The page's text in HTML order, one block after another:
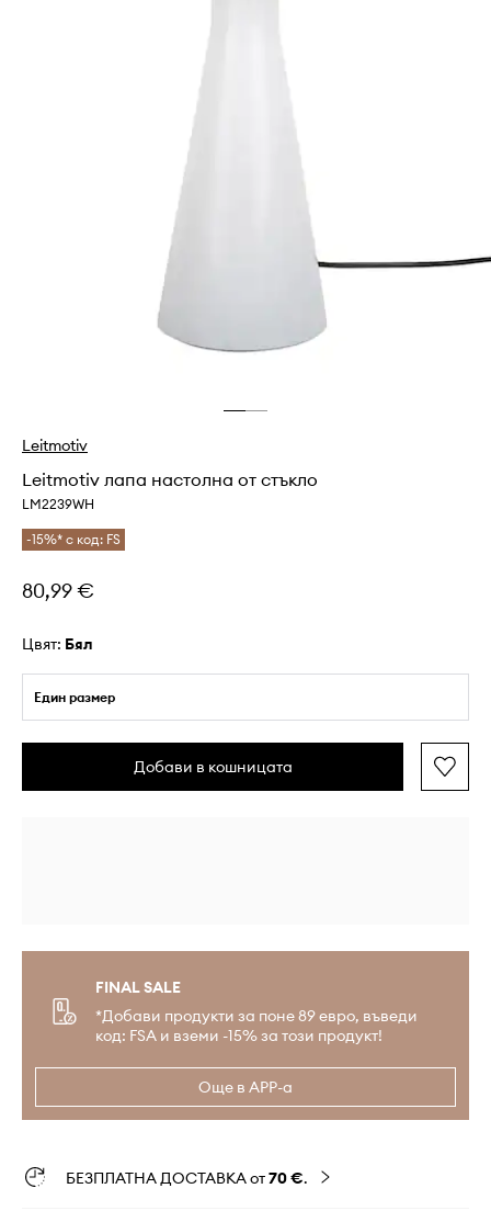
Leitmotiv
Leitmotiv лапа настолна от стъкло
LM2239WH
-15%* с код: FS
80,99 €
Цвят: бял
Един размер
Добави в кошницата
FINAL SALE
*Добави продукти за поне 89 евро, въведи
код: FSA и вземи -15% за този продукт!
Още в APP-а
БЕЗПЛАТНА ДОСТАВКА от70 €.